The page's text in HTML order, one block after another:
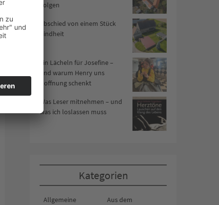
Folgen
Abschied von einem Stück
Kindheit
Ein Lächeln für Josefine –
und warum Henry uns
Hoffnung schenkt
Was Leser mitnehmen – und
was ich loslassen muss
Kategorien
Allgemeine
Aus dem